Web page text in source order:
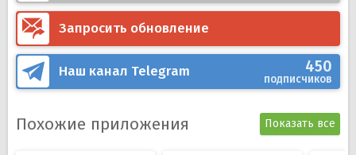
Запросить обновление
Наш канал Telegram 450
подписчиков
Похожие приложения Показать все